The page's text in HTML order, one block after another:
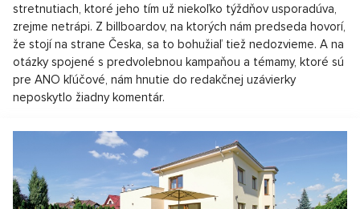
stretnutiach, ktoré jeho tím už niekoľko týždňov usporadúva,
zrejme netrápi. Z billboardov, na ktorých nám predseda hovorí,
že stojí na strane Česka, sa to bohužiaľ tiež nedozvieme. A na
otázky spojené s predvolebnou kampaňou a témamy, ktoré sú
pre ANO kľúčové, nám hnutie do redakčnej uzávierky
neposkytlo žiadny komentár.